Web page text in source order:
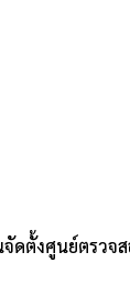
ดตั้งศูนย์ตรวจ